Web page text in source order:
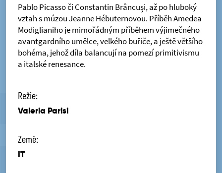
Pablo Picasso či Constantin Brâncuși, až po hluboký
vztah s múzou Jeanne Hébuternovou. Příběh Amedea
Modiglianiho je mimořádným příběhem výjimečného
avantgardního umělce, velkého buřiče, a ještě většího
bohéma, jehož díla balancují na pomezí primitivismu
a italské renesance.
Režie:
Valeria Parisi
Země:
IT